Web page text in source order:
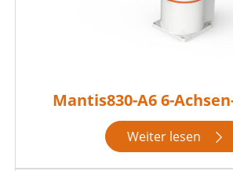
Mantis830-A6 6-
Weiter lesen 